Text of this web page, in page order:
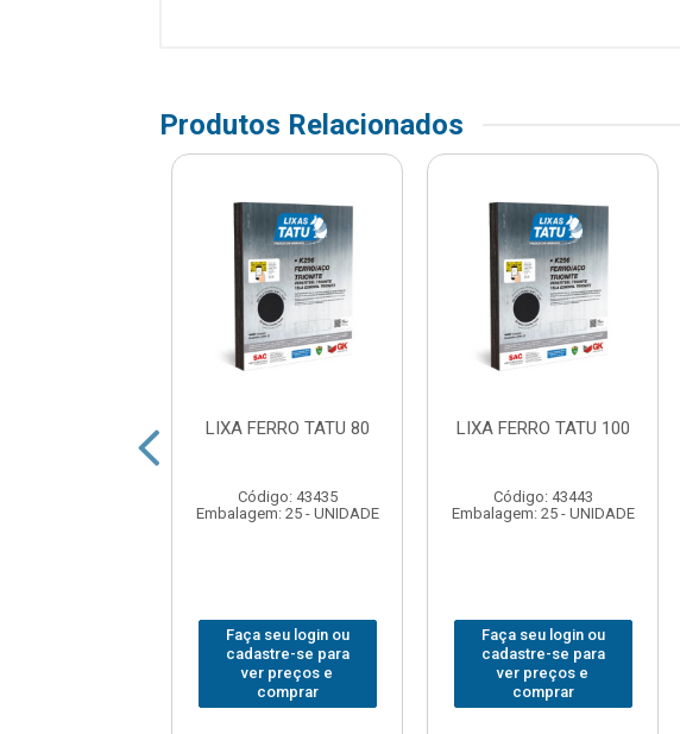
Produtos Relacionados
LIXA FERRO TATU 80
Código: 43435
Embalagem: 25 - UNIDADE
Faça seu login ou
cadastre-se para
ver preços e
comprar
LIXA FERRO TATU 100
Código: 43443
Embalagem: 25 - UNIDADE
Faça seu login ou
cadastre-se para
ver preços e
comprar